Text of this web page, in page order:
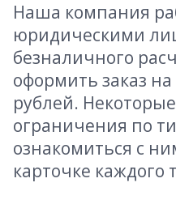
Наша компания
юридическими
безналичного
оформить заказ
рублей.
ограничения по
ознакомиться с
карточке каждого